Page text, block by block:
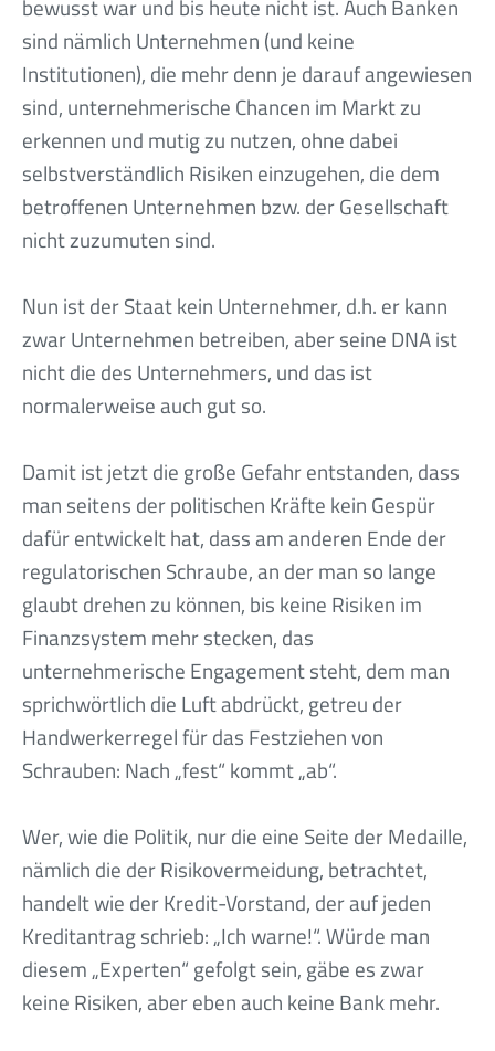
bewusst war und bis heute nicht ist. Auch Banken
sind nämlich Unternehmen (und keine
Institutionen), die mehr denn je darauf angewiesen
sind, unternehmerische Chancen im Markt zu
erkennen und mutig zu nutzen, ohne dabei
selbstverständlich Risiken einzugehen, die dem
betroffenen Unternehmen bzw. der Gesellschaft
nicht zuzumuten sind.
Nun ist der Staat kein Unternehmer, d.h. er kann
zwar Unternehmen betreiben, aber seine DNA ist
nicht die des Unternehmers, und das ist
normalerweise auch gut so.
Damit ist jetzt die große Gefahr entstanden, dass
man seitens der politischen Kräfte kein Gespür
dafür entwickelt hat, dass am anderen Ende der
regulatorischen Schraube, an der man so lange
glaubt drehen zu können, bis keine Risiken im
Finanzsystem mehr stecken, das
unternehmerische Engagement steht, dem man
sprichwörtlich die Luft abdrückt, getreu der
Handwerkerregel für das Festziehen von
Schrauben: Nach „fest“ kommt „ab“.
Wer, wie die Politik, nur die eine Seite der Medaille,
nämlich die der Risikovermeidung, betrachtet,
handelt wie der Kredit-Vorstand, der auf jeden
Kreditantrag schrieb: „Ich warne!“. Würde man
diesem „Experten“ gefolgt sein, gäbe es zwar
keine Risiken, aber eben auch keine Bank mehr.